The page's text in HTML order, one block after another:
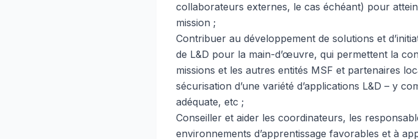
collaborateurs externes, le cas échéant) pour
mission ;
Contribuer au développement de solutions et
de L&D pour la main-d’œuvre, qui permettent la
missions et les autres entités MSF et partenaires
sécurisation d’une variété d’applications L&D – y
adéquate, etc ;
Conseiller et aider les coordinateurs, les
environnements d’apprentissage favorables et à